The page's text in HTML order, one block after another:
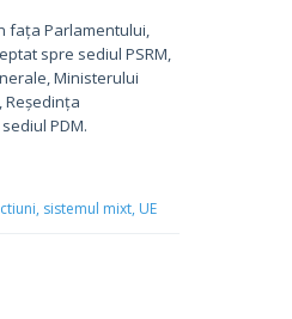
fața Parlamentului,
spre sediul PSRM,
Ministerului
Reședința
PDM.
sistemul mixt, UE